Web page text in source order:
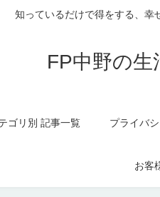
知っているだけで得をする、幸
FP中野の生
ゴリ別 記事一覧 プライバ
お客